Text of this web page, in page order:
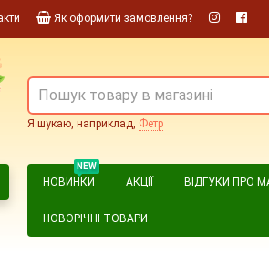
Як оформити замовлення?
Я шукаю, наприклад, Фетр
NEW
НОВИНКИ АКЦІЇ ВІДГУКИ ПРО
НОВОРІЧНІ ТОВАРИ